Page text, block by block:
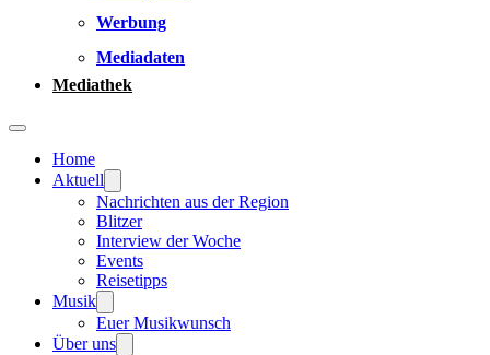
Werbung
Mediadaten
Mediathek
Home
Aktuell
Nachrichten aus der Region
Blitzer
Interview der Woche
Events
Reisetipps
Musik
Euer Musikwunsch
Über uns